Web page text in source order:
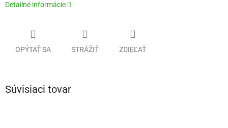
Detailné informácie
OPÝTAŤ SA STRÁŽIŤ ZDIEĽAŤ
Súvisiaci tovar